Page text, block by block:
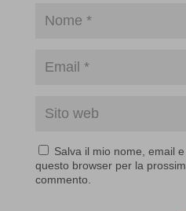
Salva il mio nome, email
questo browser per la
commento.